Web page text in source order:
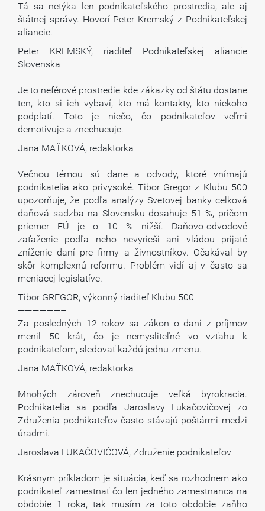
Tá sa netýka len podnikateľského prostredia, ale aj
štátnej správy. Hovorí Peter Kremský z Podnikateľskej
aliancie.
Peter KREMSKÝ, riaditeľ Podnikateľskej aliancie
Slovenska
——————–
Je to neférové prostredie kde zákazky od štátu dostane
ten, kto si ich vybaví, kto má kontakty, kto niekoho
podplatí. Toto je niečo, čo podnikateľov veľmi
demotivuje a znechucuje.
Jana MAŤKOVÁ, redaktorka
——————–
Večnou témou sú dane a odvody, ktoré vnímajú
podnikatelia ako privysoké. Tibor Gregor z Klubu 500
upozorňuje, že podľa analýzy Svetovej banky celková
daňová sadzba na Slovensku dosahuje 51 %, pričom
priemer EÚ je o 10 % nižší. Daňovo-odvodové
zaťaženie podľa neho nevyrieši ani vládou prijaté
zníženie daní pre firmy a živnostníkov. Očakával by
skôr komplexnú reformu. Problém vidí aj v často sa
meniacej legislatíve.
Tibor GREGOR, výkonný riaditeľ Klubu 500
——————–
Za posledných 12 rokov sa zákon o dani z príjmov
menil 50 krát, čo je nemysliteľné vo vzťahu k
podnikateľom, sledovať každú jednu zmenu.
Jana MAŤKOVÁ, redaktorka
——————–
Mnohých zároveň znechucuje veľká byrokracia.
Podnikatelia sa podľa Jaroslavy Lukačovičovej zo
Združenia podnikateľov často stávajú poštármi medzi
úradmi.
Jaroslava LUKAČOVIČOVÁ, Združenie podnikateľov
——————–
Krásnym príkladom je situácia, keď sa rozhodnem ako
podnikateľ zamestnať čo len jedného zamestnanca na
obdobie 1 roka, tak musím za toto obdobie zaňho